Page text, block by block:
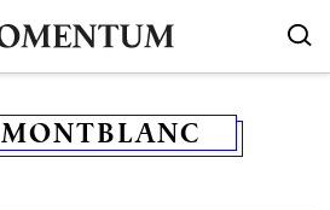
MONTBLANC